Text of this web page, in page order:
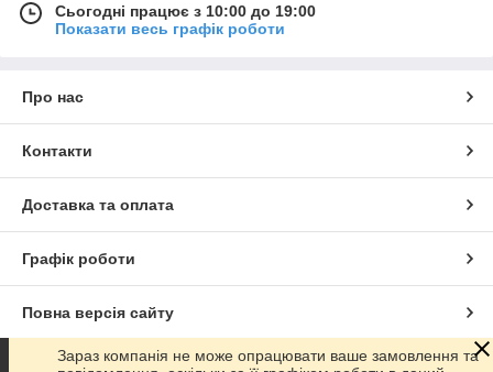
Сьогодні працює з 10:00 до 19:00
Показати весь графік роботи
Про нас
Контакти
Доставка та оплата
Графік роботи
Повна версія сайту
Сайт створено на маркетплейсіProm.ua
Зараз компанія не може опрацювати ваше замовлення та